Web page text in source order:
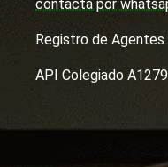
contacta por
Registro de Agentes
API Colegiado